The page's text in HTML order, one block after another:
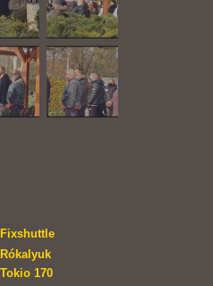
Fixshuttle
Rókalyuk
Tokio 170